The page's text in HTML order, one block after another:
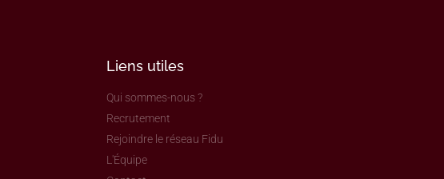
Liens utiles
Qui sommes-nous ?
Recrutement
Rejoindre le réseau Fidu
L'Équipe